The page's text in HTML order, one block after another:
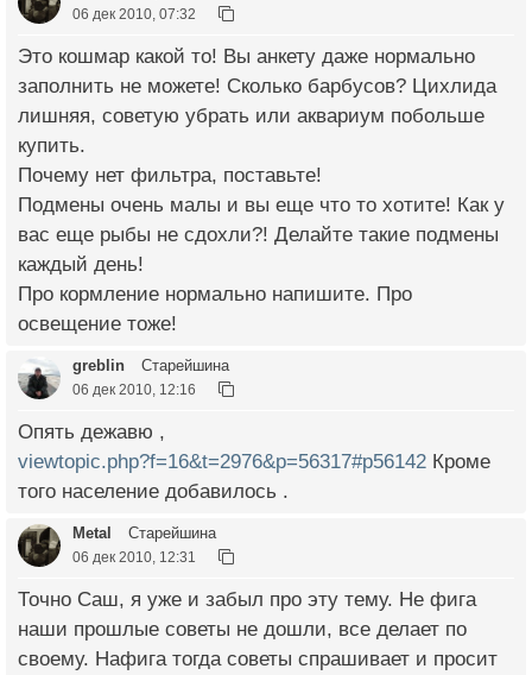
06 дек 2010, 07:32
Это кошмар какой то! Вы анкету даже нормально
заполнить не можете! Сколько барбусов? Цихлида
лишняя, советую убрать или аквариум побольше
купить.
Почему нет фильтра, поставьте!
Подмены очень малы и вы еще что то хотите! Как у
вас еще рыбы не сдохли?! Делайте такие подмены
каждый день!
Про кормление нормально напишите. Про
освещение тоже!
greblin Старейшина
06 дек 2010, 12:16
Опять дежавю ,
viewtopic.php?f=16&t=2976&p=56317#p56142 Кроме
того население добавилось .
Metal Старейшина
06 дек 2010, 12:31
Точно Саш, я уже и забыл про эту тему. Не фига
наши прошлые советы не дошли, все делает по
своему. Нафига тогда советы спрашивает и просит